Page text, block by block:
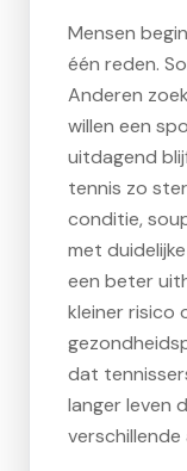
Mensen
één reden.
Anderen
willen een
uitdagend
tennis zo
conditie,
met
een beter
kleiner risico
dat
langer leven